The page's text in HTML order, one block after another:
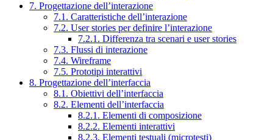
7. Progettazione dell’interazione
7.1. Caratteristiche dell’interazione
7.2. User stories per definire l’interazione
7.2.1. Differenza tra scenari e user stories
7.3. Flussi di interazione
7.4. Wireframe
7.5. Prototipi interattivi
8. Progettazione dell’interfaccia
8.1. Obiettivi dell’interfaccia
8.2. Elementi dell’interfaccia
8.2.1. Elementi di composizione
8.2.2. Elementi interattivi
8.2.3. Elementi testuali (microtesti)